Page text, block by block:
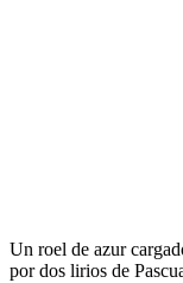
Un roel de azur
por dos lirios de